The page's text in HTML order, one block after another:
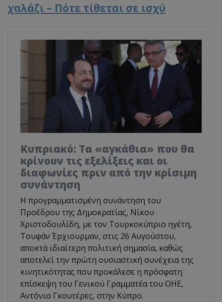
χαλάζι – Πότε τίθεται σε ισχύ
Κυπριακό: Τα «αγκάθια» που θα
κρίνουν τις εξελίξεις και οι
διαφωνίες πριν από την κρίσιμη
συνάντηση
Η προγραμματισμένη συνάντηση του
Προέδρου της Δημοκρατίας, Νίκου
Χριστοδουλίδη, με τον Τουρκοκύπριο ηγέτη,
Τουφάν Έρχιουρμαν, στις 26 Αυγούστου,
αποκτά ιδιαίτερη πολιτική σημασία, καθώς
αποτελεί την πρώτη ουσιαστική συνέχεια της
κινητικότητας που προκάλεσε η πρόσφατη
επίσκεψη του Γενικού Γραμματέα του ΟΗΕ,
Αντόνιο Γκουτέρες, στην Κύπρο.